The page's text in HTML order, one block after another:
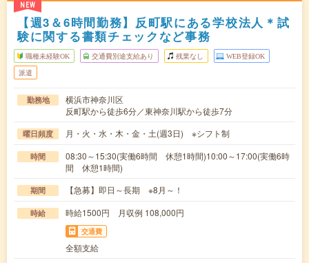
NEW
【週3＆6時間勤務】反町駅にある学校法人＊試
験に関する書類チェックなど事務
職種未経験OK 交通費別途支給あり 残業なし WEB登録OK
派遣
勤務地
横浜市神奈川区
反町駅から徒歩6分／東神奈川駅から徒歩7分
曜日頻度 月・火・水・木・金・土(週3日) ※シフト制
時間
08:30～15:30(実働6時間 休憩1時間)10:00～17:00(実働6時
間 休憩1時間)
期間 【急募】即日～長期 ※8月～！
時給 時給1500円 月収例 108,000円
交通費
全額支給